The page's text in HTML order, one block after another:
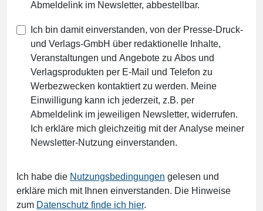
Abmeldelink im Newsletter, abbestellbar.
Ich bin damit einverstanden, von der Presse-Druck-
und Verlags-GmbH über redaktionelle Inhalte,
Veranstaltungen und Angebote zu Abos und
Verlagsprodukten per E-Mail und Telefon zu
Werbezwecken kontaktiert zu werden. Meine
Einwilligung kann ich jederzeit, z.B. per
Abmeldelink im jeweiligen Newsletter, widerrufen.
Ich erkläre mich gleichzeitig mit der Analyse meiner
Newsletter-Nutzung einverstanden.
Ich habe die Nutzungsbedingungen gelesen und
erkläre mich mit Ihnen einverstanden. Die Hinweise
zum Datenschutz finde ich hier.